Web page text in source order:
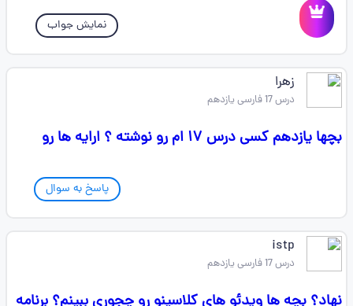
نمایش جواب
زهرا
درس 17 فارسی یازدهم
بچها یازدهم کسی درس ۱۷ ام رو نوشته ؟ ارایه ها رو
پاسخ به سوال
istp
درس 17 فارسی یازدهم